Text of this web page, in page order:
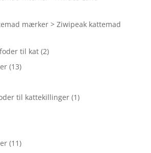
mærker > Ziwipeak kattemad
til kat (2)
(13)
til kattekillinger (1)
(11)